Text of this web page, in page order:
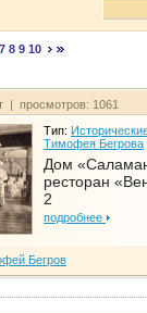
7 8 9 10
| просмотров: 1061
Тип:
Тимофея Бегрова
Дом
ресторан
2
подробнее
Бегров